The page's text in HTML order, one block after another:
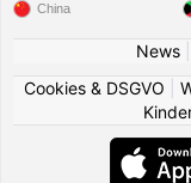
China
News|
Cookies & DSGVO